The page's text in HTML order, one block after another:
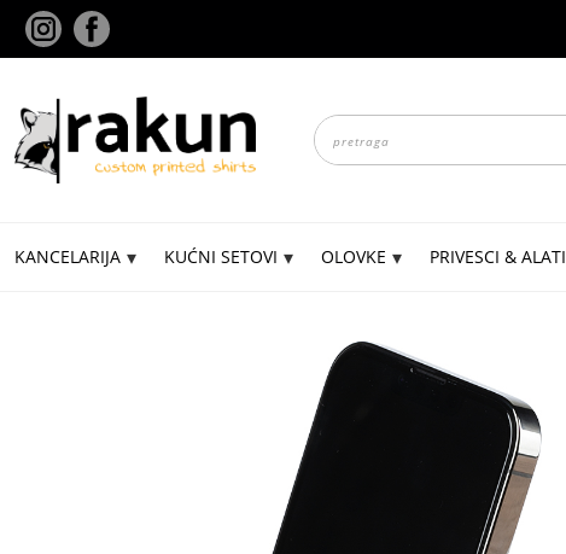
Skip
Products
search
KANCELARIJA KUĆNI SETOVI OLOVKE PRIVESCI & ALATI